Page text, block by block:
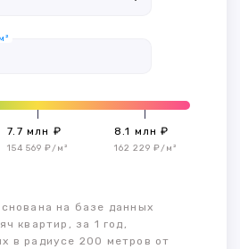
7.7 млн ₽
154 569 ₽/м²
8.1 млн ₽
162 229 ₽/м²
на базе данных
квартир, за 1 год,
в радиусе 200 метров от